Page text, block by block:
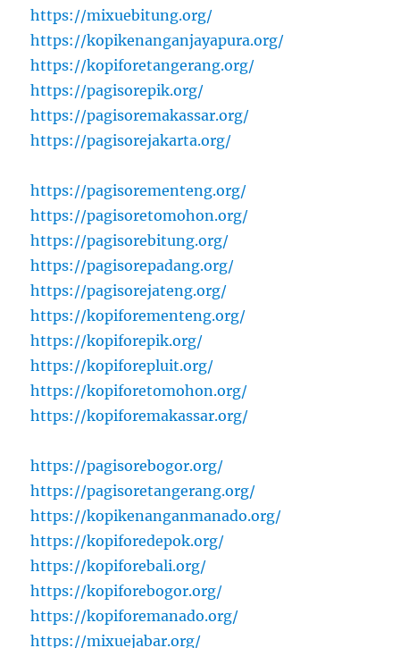
https://mixuebitung.org/
https://kopikenanganjayapura.org/
https://kopiforetangerang.org/
https://pagisorepik.org/
https://pagisoremakassar.org/
https://pagisorejakarta.org/
https://pagisorementeng.org/
https://pagisoretomohon.org/
https://pagisorebitung.org/
https://pagisorepadang.org/
https://pagisorejateng.org/
https://kopiforementeng.org/
https://kopiforepik.org/
https://kopiforepluit.org/
https://kopiforetomohon.org/
https://kopiforemakassar.org/
https://pagisorebogor.org/
https://pagisoretangerang.org/
https://kopikenanganmanado.org/
https://kopiforedepok.org/
https://kopiforebali.org/
https://kopiforebogor.org/
https://kopiforemanado.org/
https://mixuejabar.org/